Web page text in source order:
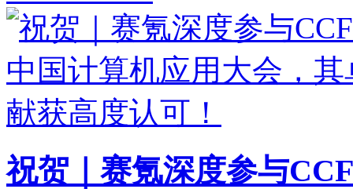
祝贺｜赛氪深度参与